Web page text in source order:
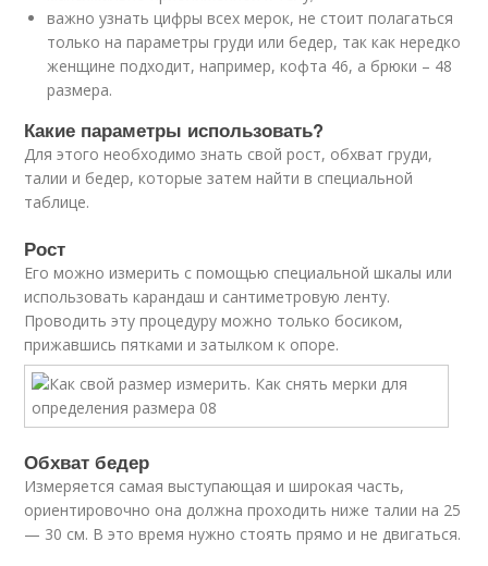
важно узнать цифры всех мерок, не стоит полагаться
только на параметры груди или бедер, так как нередко
женщине подходит, например, кофта 46, а брюки – 48
размера.
Какие параметры использовать?
Для этого необходимо знать свой рост, обхват груди,
талии и бедер, которые затем найти в специальной
таблице.
Рост
Его можно измерить с помощью специальной шкалы или
использовать карандаш и сантиметровую ленту.
Проводить эту процедуру можно только босиком,
прижавшись пятками и затылком к опоре.
Обхват бедер
Измеряется самая выступающая и широкая часть,
ориентировочно она должна проходить ниже талии на 25
— 30 см. В это время нужно стоять прямо и не двигаться.